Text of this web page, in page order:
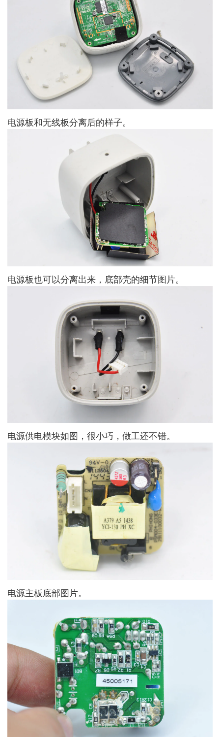
电源板和无线板分离后的样子。
电源板也可以分离出来，底部壳的细节图片。
电源供电模块如图，很小巧，做工还不错。
电源主板底部图片。